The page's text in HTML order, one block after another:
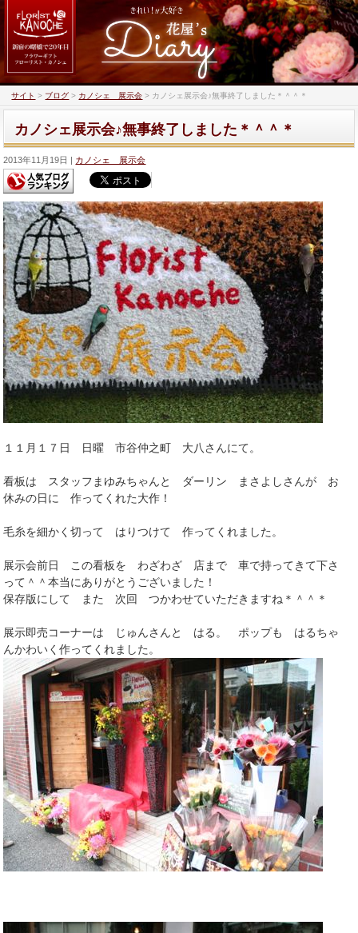
サイト > ブログ > カノシェ 展示会 > カノシェ展示会♪無事終了しました＊＾＾＊
カノシェ展示会♪無事終了しました＊＾＾＊
2013年11月19日 カノシェ 展示会
１１月１７日 日曜 市谷仲之町 大八さんにて。
看板は スタッフまゆみちゃんと ダーリン まさよしさんが お
休みの日に 作ってくれた大作！
毛糸を細かく切って はりつけて 作ってくれました。
展示会前日 この看板を わざわざ 店まで 車で持ってきて下さ
って＾＾本当にありがとうございました！
保存版にして また 次回 つかわせていただきますね＊＾＾＊
展示即売コーナーは じゅんさんと はる。 ポップも はるちゃ
んかわいく作ってくれました。